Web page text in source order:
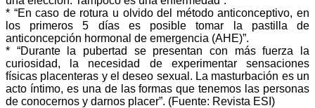
* “En caso de rotura u olvido del método anticonceptivo, en
los primeros 5 días es posible tomar la pastilla de
anticoncepción hormonal de emergencia (AHE)”.
* “Durante la pubertad se presentan con más fuerza la
curiosidad, la necesidad de experimentar sensaciones
físicas placenteras y el deseo sexual. La masturbación es un
acto íntimo, es una de las formas que tenemos las personas
de conocernos y darnos placer”. (Fuente: Revista ESI)